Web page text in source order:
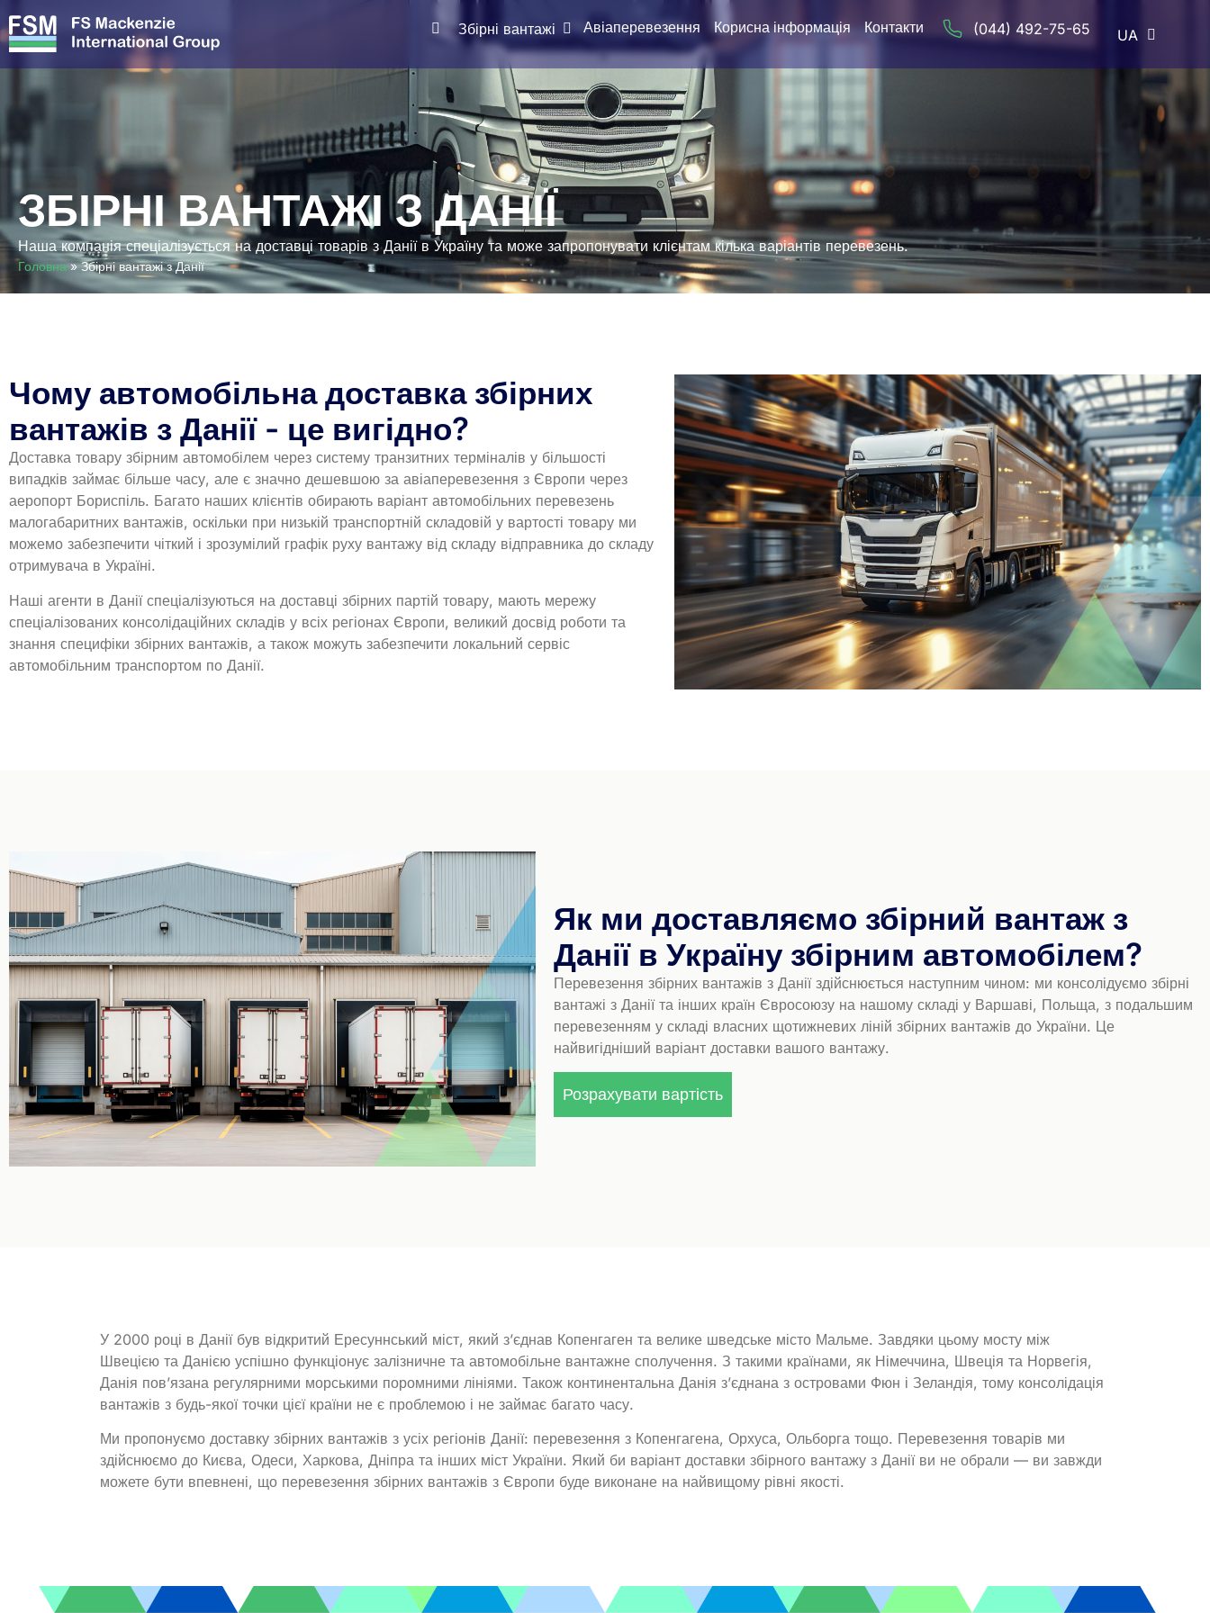
Збірні вантажі Авіаперевезення Корисна інформація Контакти (044) 492-75-65 UA
RU
ЗБІРНІ ВАНТАЖІ З ДАНІЇ
Наша компанія спеціалізується на доставці товарів з Данії в Україну та може запропонувати клієнтам кілька варіантів перевезень.
Головна»Збірні вантажі з Данії
Чому автомобільна доставка збірних
вантажів з Данії - це вигідно?
Доставка товару збірним автомобілем через систему транзитних терміналів у більшості
випадків займає більше часу, але є значно дешевшою за авіаперевезення з Європи через
аеропорт Бориспіль. Багато наших клієнтів обирають варіант автомобільних перевезень
малогабаритних вантажів, оскільки при низькій транспортній складовій у вартості товару ми
можемо забезпечити чіткий і зрозумілий графік руху вантажу від складу відправника до складу
отримувача в Україні.
Наші агенти в Данії спеціалізуються на доставці збірних партій товару, мають мережу
спеціалізованих консолідаційних складів у всіх регіонах Європи, великий досвід роботи та
знання специфіки збірних вантажів, а також можуть забезпечити локальний сервіс
автомобільним транспортом по Данії.
Як ми доставляємо збірний вантаж з
Данії в Україну збірним автомобілем?
Перевезення збірних вантажів з Данії здійснюється наступним чином: ми консолідуємо збірні
вантажі з Данії та інших країн Євросоюзу на нашому складі у Варшаві, Польща, з подальшим
перевезенням у складі власних щотижневих ліній збірних вантажів до України. Це
найвигідніший варіант доставки вашого вантажу.
Розрахувати вартість
У 2000 році в Данії був відкритий Ересуннський міст, який з’єднав Копенгаген та велике шведське місто Мальме. Завдяки цьому мосту між
Швецією та Данією успішно функціонує залізничне та автомобільне вантажне сполучення. З такими країнами, як Німеччина, Швеція та Норвегія,
Данія пов’язана регулярними морськими поромними лініями. Також континентальна Данія з’єднана з островами Фюн і Зеландія, тому консолідація
вантажів з будь-якої точки цієї країни не є проблемою і не займає багато часу.
Ми пропонуємо доставку збірних вантажів з усіх регіонів Данії: перевезення з Копенгагена, Орхуса, Ольборга тощо. Перевезення товарів ми
здійснюємо до Києва, Одеси, Харкова, Дніпра та інших міст України. Який би варіант доставки збірного вантажу з Данії ви не обрали — ви завжди
можете бути впевнені, що перевезення збірних вантажів з Європи буде виконане на найвищому рівні якості.